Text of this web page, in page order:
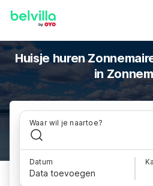
Huisje huren
in
Waar wil je naartoe?
Datum
Data toevoegen